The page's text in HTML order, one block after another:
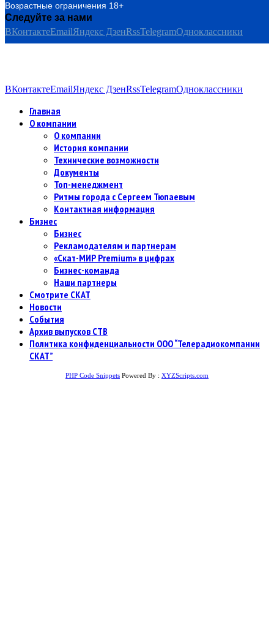
Возрастные ограничения 18+
Следуйте за нами
ВКонтактеEmailЯндекс ДзенRssTelegramОдноклассники
ВКонтактеEmailЯндекс ДзенRssTelegramОдноклассники
Главная
О компании
О компании
История компании
Технические возможности
Документы
Топ-менеджмент
Ритмы города с Сергеем Тюпаевым
Контактная информация
Бизнес
Бизнес
Рекламодателям и партнерам
«Скат-МИР Premium» в цифрах
Бизнес-команда
Наши партнеры
Смотрите СКАТ
Новости
События
Архив выпусков СТВ
Политика конфиденциальности ООО “Телерадиокомпании
СКАТ”
PHP Code Snippets Powered By : XYZScripts.com